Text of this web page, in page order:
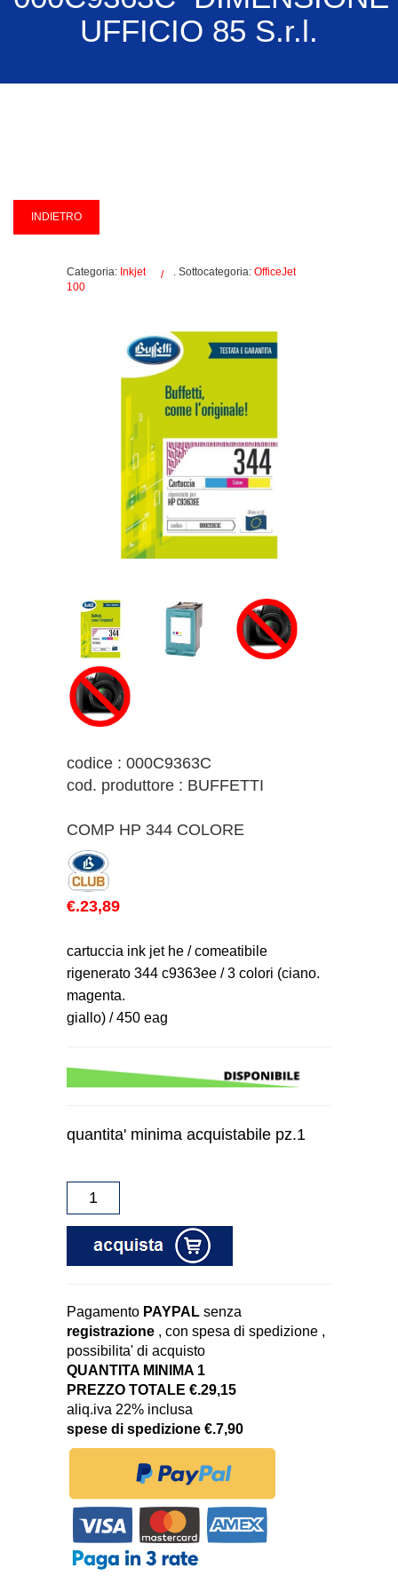
UFFICIO 85 S.r.l.
Categoria: Inkjet . Sottocategoria: OfficeJet
100
codice : 000C9363C
cod. produttore : BUFFETTI
COMP HP 344 COLORE
€.23,89
cartuccia ink jet he / comeatibile
rigenerato 344 c9363ee / 3 colori (ciano.
magenta.
giallo) / 450 eag
quantita' minima acquistabile pz.1
Pagamento PAYPAL senza
registrazione , con spesa di spedizione ,
possibilita' di acquisto
QUANTITA MINIMA 1
PREZZO TOTALE €.29,15
aliq.iva 22% inclusa
spese di spedizione €.7,90